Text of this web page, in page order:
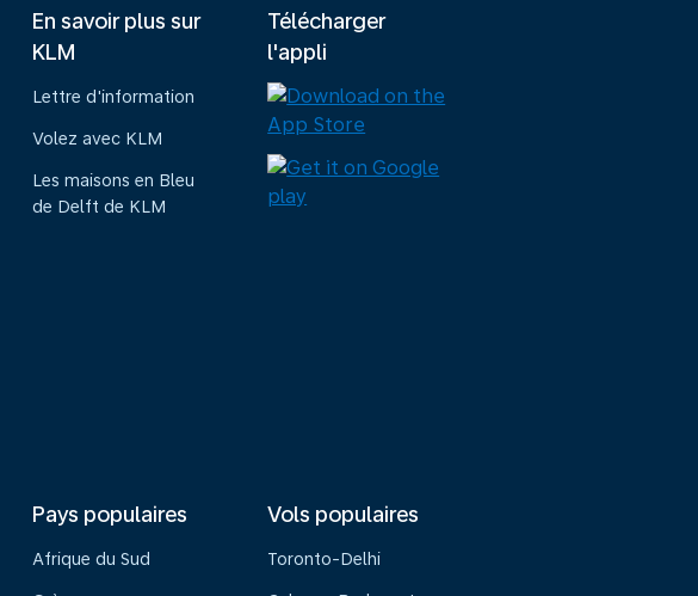
En savoir plus sur
KLM
Lettre d'information
Volez avec KLM
Les maisons en Bleu
de Delft de KLM
Télécharger
l'appli
Pays populaires
Afrique du Sud
Vols populaires
Toronto-Delhi